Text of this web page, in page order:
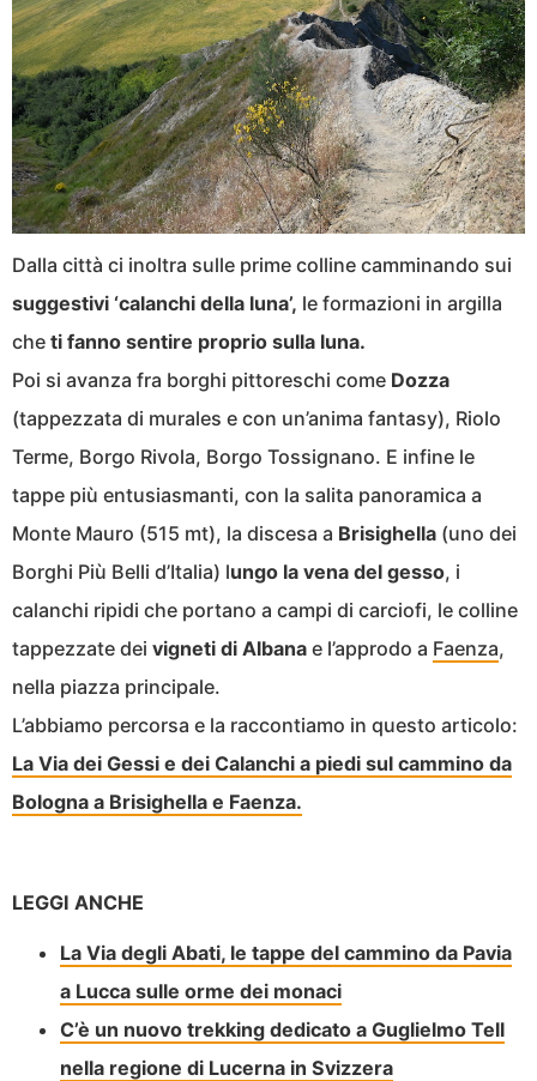
Dalla città ci inoltra sulle prime colline camminando sui
suggestivi ‘calanchi della luna’, le formazioni in argilla
che ti fanno sentire proprio sulla luna.
Poi si avanza fra borghi pittoreschi come Dozza
(tappezzata di murales e con un’anima fantasy), Riolo
Terme, Borgo Rivola, Borgo Tossignano. E infine le
tappe più entusiasmanti, con la salita panoramica a
Monte Mauro (515 mt), la discesa a Brisighella (uno dei
Borghi Più Belli d’Italia) lungo la vena del gesso, i
calanchi ripidi che portano a campi di carciofi, le colline
tappezzate dei vigneti di Albana e l’approdo a Faenza,
nella piazza principale.
L’abbiamo percorsa e la raccontiamo in questo articolo:
La Via dei Gessi e dei Calanchi a piedi sul cammino da
Bologna a Brisighella e Faenza.
LEGGI ANCHE
La Via degli Abati, le tappe del cammino da Pavia
a Lucca sulle orme dei monaci
C’è un nuovo trekking dedicato a Guglielmo Tell
nella regione di Lucerna in Svizzera